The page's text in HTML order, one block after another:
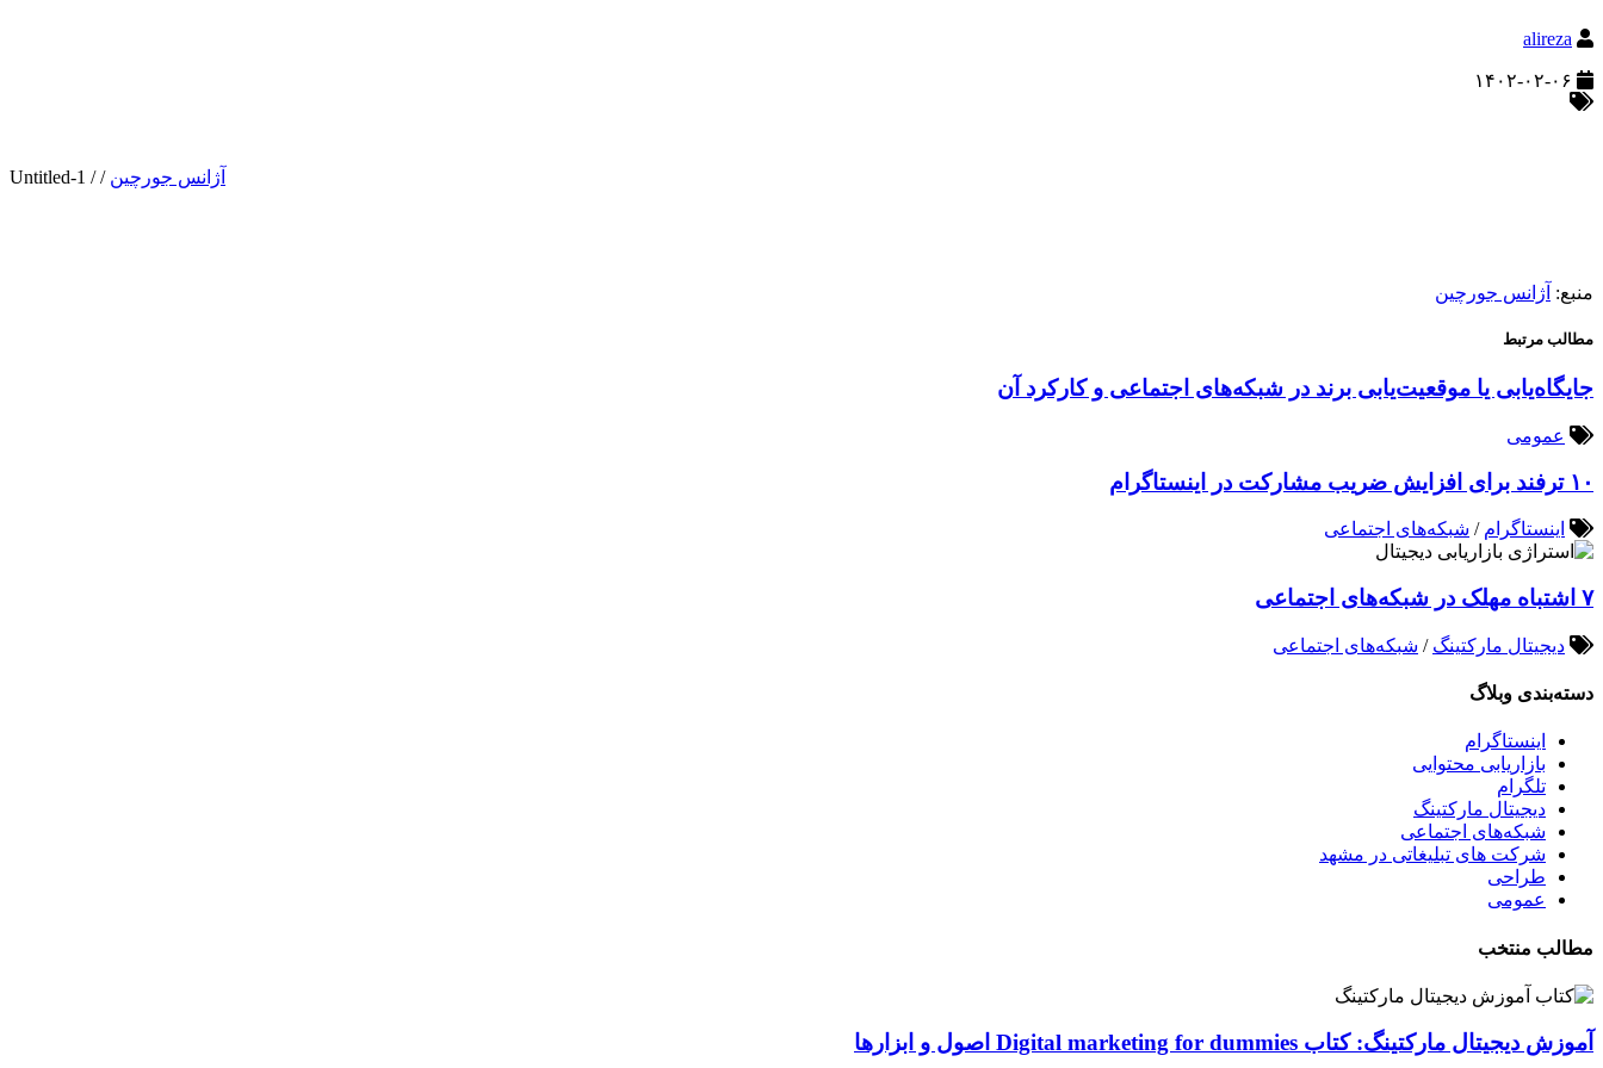
alireza
آژانس جورچین /
/
Untitled-1
منبع: آژانس جورچین
مطالب مرتبط
جایگاه‌یابی یا موقعیت‌یابی برند در شبکه‌های اجتماعی و کارکرد آن
عمومی
۱۰ ترفند برای افزایش ضریب مشارکت در اینستاگرام
اینستاگرام / شبکه‌های اجتماعی
۷ اشتباه مهلک در شبکه‌های اجتماعی
دیجیتال مارکتینگ / شبکه‌های اجتماعی
دسته‌بندی وبلاگ
اینستاگرام
بازاریابی محتوایی
تلگرام
دیجیتال مارکتینگ
شبکه‌های اجتماعی
شرکت های تبلیغاتی در مشهد
طراحی
عمومی
مطالب منتخب
آموزش دیجیتال مارکتینگ: کتاب Digital marketing for dummies اصول و ابزارها